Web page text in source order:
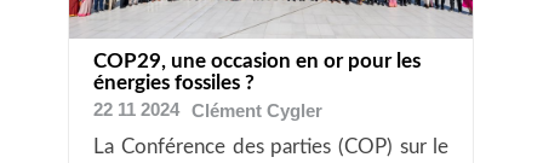
COP29, une occasion en or pour les
énergies fossiles ?
22 11 2024 ClémentCygler
La Conférence des parties (COP) sur le